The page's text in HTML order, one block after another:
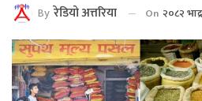
By रेडियाे अत्तरिया On २०८२